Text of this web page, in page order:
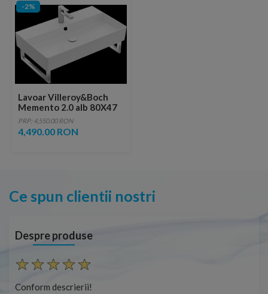
-2%
Lavoar Villeroy&Boch
Memento 2.0 alb 80X47
cm
PRP: 4,550.00 RON
4,490.00 RON
Ce spun clientii nostri
Despre produse
Conform descrierii!